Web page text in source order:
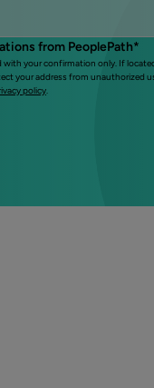
from PeoplePath*
with your confirmation only. If
your address from unauthorized
policy.